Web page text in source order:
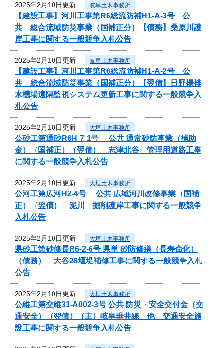
2025年2月10日更新 岐阜土木事務所
【建設工事】河川工事第R6総流防補H1-A-3号 公
共 総合流域防災事業（国補正分）【債務】桑原川護
岸工事に関する一般競争入札公告
2025年2月10日更新 岐阜土木事務所
【建設工事】河川工事第R6総流防補H1-A-2号 公
共 総合流域防災事業（国補正分）【翌債】日野揚排
水機場遠隔監視システム更新工事に関する一般競争入
札公告
2025年2月10日更新 大垣土木事務所
公砂工第通砂R6H-7-1号 公共 通常砂防事業（補助
金）（国補正）（翌債） 志津北谷 管理用道路工事
に関する一般競争入札公告
2025年2月10日更新 大垣土木事務所
公河工第広河H2-4号 公共 広域河川改修事業（国補
正）（翌債） 泥川 掘削護岸工事に関する一般競争
入札公告
2025年2月10日更新 大垣土木事務所
県砂工第砂修長R6-2-6号 県単 砂防修繕（長寿命化）
（債務） 大谷28堰堤補修工事に関する一般競争入札
公告
2025年2月10日更新 大垣土木事務所
公維工第交維31-A002-3号 公共 防災・安全交付金（交
通安全）（翌債）（主）岐阜垂井線 他 交通安全施
設工事に関する一般競争入札公告